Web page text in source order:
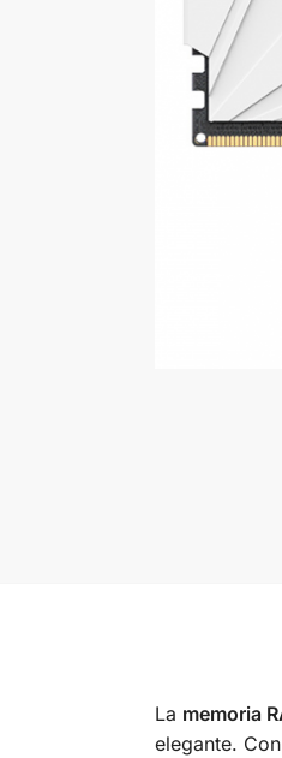
La memoria
elegante.